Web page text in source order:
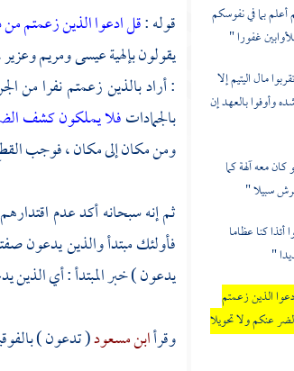
أعلم بما في نفوسكم
غفورا "
مال اليتيم إلا
وأوفوا بالعهد إن
معه آلهة كما
سبيلا "
أئذا كنا عظاما
"
الذين زعمتم
عنكم ولا تحويلا
قوله :قل ادعوا الذين زعمتم من
يقولون بإلهيةعيسىومريم
: أراد بالذين زعمتم نفرا من
بالجماداتفلا يملكون كشف
ومن مكان إلى مكان ، فوجب
ثم إنه سبحانه أكد عدم
فأولئك مبتدأ والذين يدعون
يدعون ) خبر المبتدأ : أي الذين
وقرأابن مسعود( تدعون )